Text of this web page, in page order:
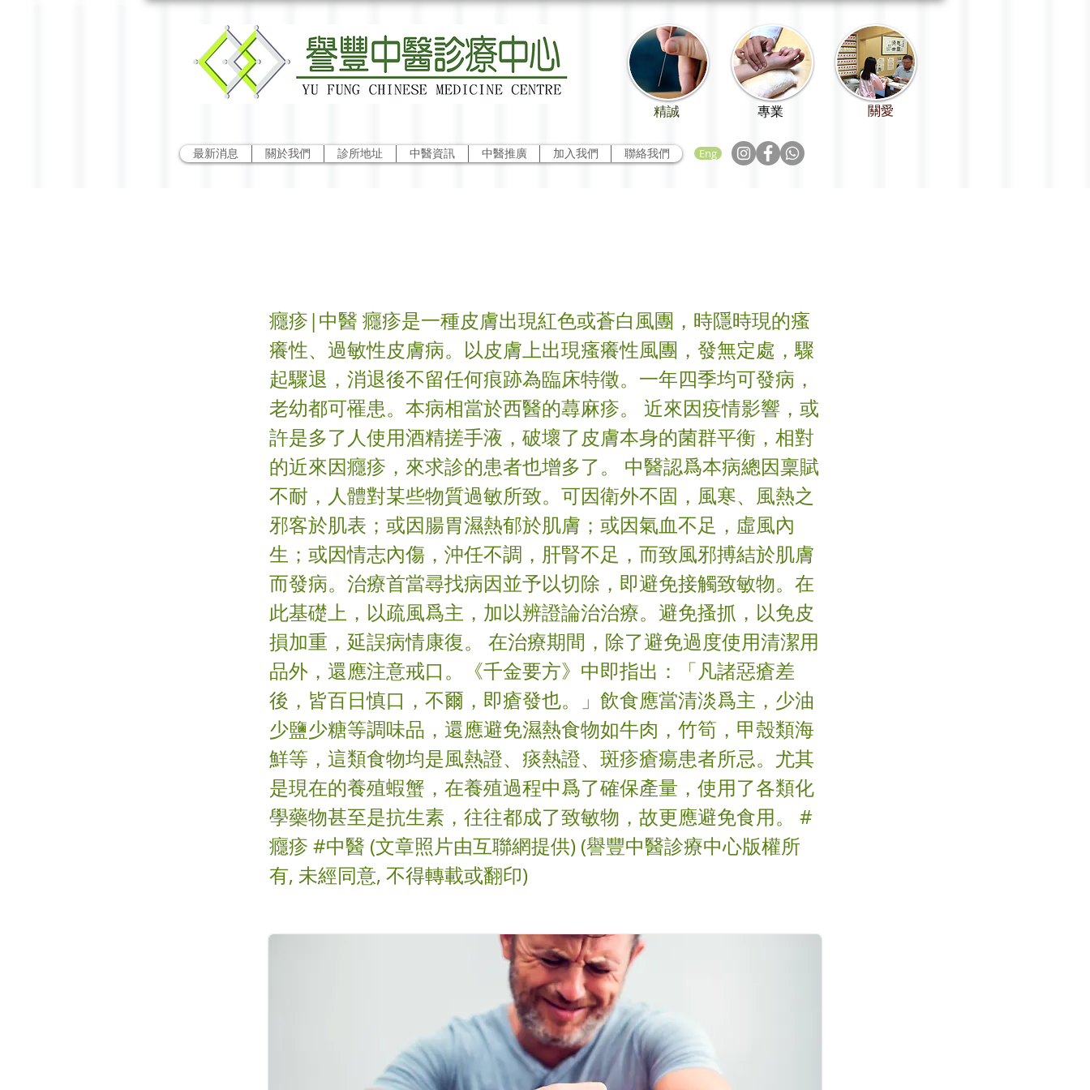
精誠
最新消息 關於我們 診所地址 中醫資訊 中醫推廣 加入我們 聯絡我們 Eng
專業 關愛
癮疹|中醫 癮疹是一種皮膚出現紅色或蒼白風團，時隱時現的瘙
癢性、過敏性皮膚病。以皮膚上出現瘙癢性風團，發無定處，驟
起驟退，消退後不留任何痕跡為臨床特徵。一年四季均可發病，
老幼都可罹患。本病相當於西醫的蕁麻疹。 近來因疫情影響，或
許是多了人使用酒精搓手液，破壞了皮膚本身的菌群平衡，相對
的近來因癮疹，來求診的患者也增多了。 中醫認爲本病總因稟賦
不耐，人體對某些物質過敏所致。可因衛外不固，風寒、風熱之
邪客於肌表；或因腸胃濕熱郁於肌膚；或因氣血不足，虛風內
生；或因情志內傷，沖任不調，肝腎不足，而致風邪搏結於肌膚
而發病。治療首當尋找病因並予以切除，即避免接觸致敏物。在
此基礎上，以疏風爲主，加以辨證論治治療。避免搔抓，以免皮
損加重，延誤病情康復。 在治療期間，除了避免過度使用清潔用
品外，還應注意戒口。《千金要方》中即指出：「凡諸惡瘡差
後，皆百日慎口，不爾，即瘡發也。」飲食應當清淡爲主，少油
少鹽少糖等調味品，還應避免濕熱食物如牛肉，竹筍，甲殼類海
鮮等，這類食物均是風熱證、痰熱證、斑疹瘡瘍患者所忌。尤其
是現在的養殖蝦蟹，在養殖過程中爲了確保產量，使用了各類化
學藥物甚至是抗生素，往往都成了致敏物，故更應避免食用。 #
癮疹 #中醫 (文章照片由互聯網提供) (譽豐中醫診療中心版權所
有, 未經同意, 不得轉載或翻印)